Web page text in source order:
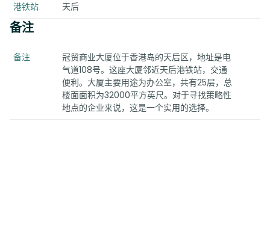
港铁站
天后
备注
备注
冠贸商业大厦位于香港岛的天后区，地址是电
气道108号。这座大厦邻近天后港铁站，交通
便利。大厦主要用途为办公室，共有25层，总
楼面面积为32000平方英尺。对于寻找策略性
地点的企业来说，这是一个实用的选择。